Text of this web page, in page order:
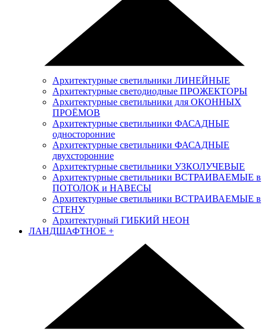
Архитектурные светильники ЛИНЕЙНЫЕ
Архитектурные светодиодные ПРОЖЕКТОРЫ
Архитектурные светильники для ОКОННЫХ
ПРОЁМОВ
Архитектурные светильники ФАСАДНЫЕ
односторонние
Архитектурные светильники ФАСАДНЫЕ
двухсторонние
Архитектурные светильники УЗКОЛУЧЕВЫЕ
Архитектурные светильники ВСТРАИВАЕМЫЕ в
ПОТОЛОК и НАВЕСЫ
Архитектурные светильники ВСТРАИВАЕМЫЕ в
СТЕНУ
Архитектурный ГИБКИЙ НЕОН
ЛАНДШАФТНОЕ +